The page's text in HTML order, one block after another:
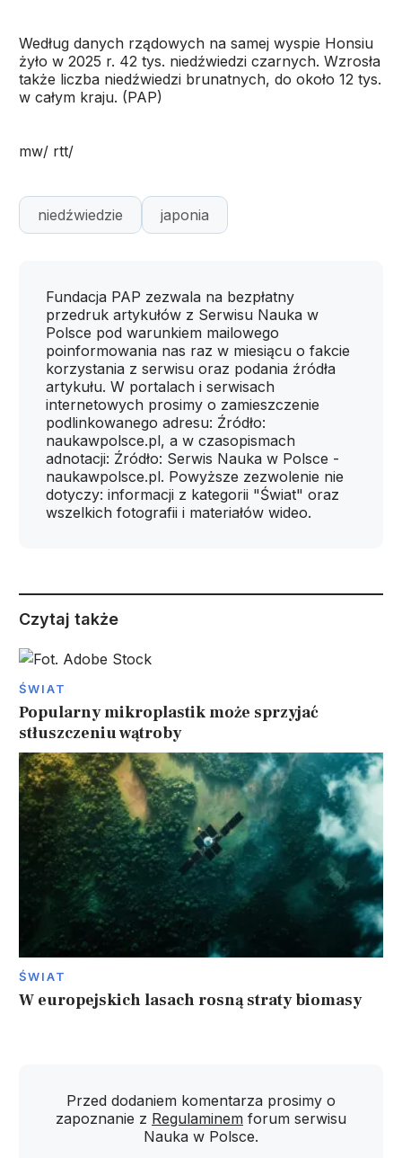
Według danych rządowych na samej wyspie Honsiu
żyło w 2025 r. 42 tys. niedźwiedzi czarnych. Wzrosła
także liczba niedźwiedzi brunatnych, do około 12 tys.
w całym kraju. (PAP)
mw/ rtt/
niedźwiedzie japonia
Fundacja PAP zezwala na bezpłatny
przedruk artykułów z Serwisu Nauka w
Polsce pod warunkiem mailowego
poinformowania nas raz w miesiącu o fakcie
korzystania z serwisu oraz podania źródła
artykułu. W portalach i serwisach
internetowych prosimy o zamieszczenie
podlinkowanego adresu: Źródło:
naukawpolsce.pl, a w czasopismach
adnotacji: Źródło: Serwis Nauka w Polsce -
naukawpolsce.pl. Powyższe zezwolenie nie
dotyczy: informacji z kategorii "Świat" oraz
wszelkich fotografii i materiałów wideo.
Czytaj także
ŚWIAT
Popularny mikroplastik może sprzyjać
stłuszczeniu wątroby
ŚWIAT
W europejskich lasach rosną straty biomasy
Przed dodaniem komentarza prosimy o
zapoznanie z Regulaminem forum serwisu
Nauka w Polsce.